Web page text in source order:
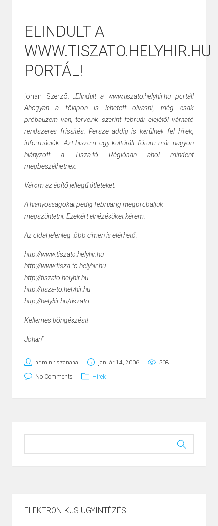
ELINDULT A
WWW.TISZATO.HELYHIR.HU
PORTÁL!
johan Szerző: „Elindult a www.tiszato.helyhir.hu portál!
Ahogyan a főlapon is lehetett olvasni, még csak
próbaüzem van, terveink szerint február elejétől várható
rendszeres frissítés. Persze addig is kerülnek fel hírek,
információk. Azt hiszem egy kultúrált fórum már nagyon
hiányzott a Tisza-tó Régióban ahol mindent
megbeszélhetnek.
Várom az építő jellegű ötleteket.
A hiányosságokat pedig februárig megpróbáljuk
megszüntetni. Ezekért elnézésüket kérem.
Az oldal jelenleg több címen is elérhető:
http://www.tiszato.helyhir.hu
http://www.tisza-to.helyhir.hu
http://tiszato.helyhir.hu
http://tisza-to.helyhir.hu
http://helyhir.hu/tiszato
Kellemes böngészést!
Johan”
admin.tiszanana január 14, 2006 508
No Comments Hírek
ELEKTRONIKUS ÜGYINTÉZÉS